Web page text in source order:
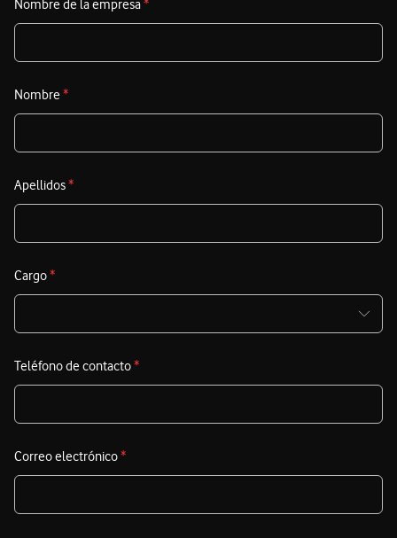
Nombre de la empresa*
Nombre *
Apellidos*
Cargo*
Teléfono de contacto*
Correo electrónico*